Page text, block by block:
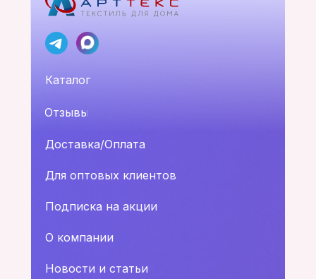
Каталог
Отзывы
Доставка/Оплата
Для оптовых клиентов
Подписка на акции
О компании
Новости и статьи